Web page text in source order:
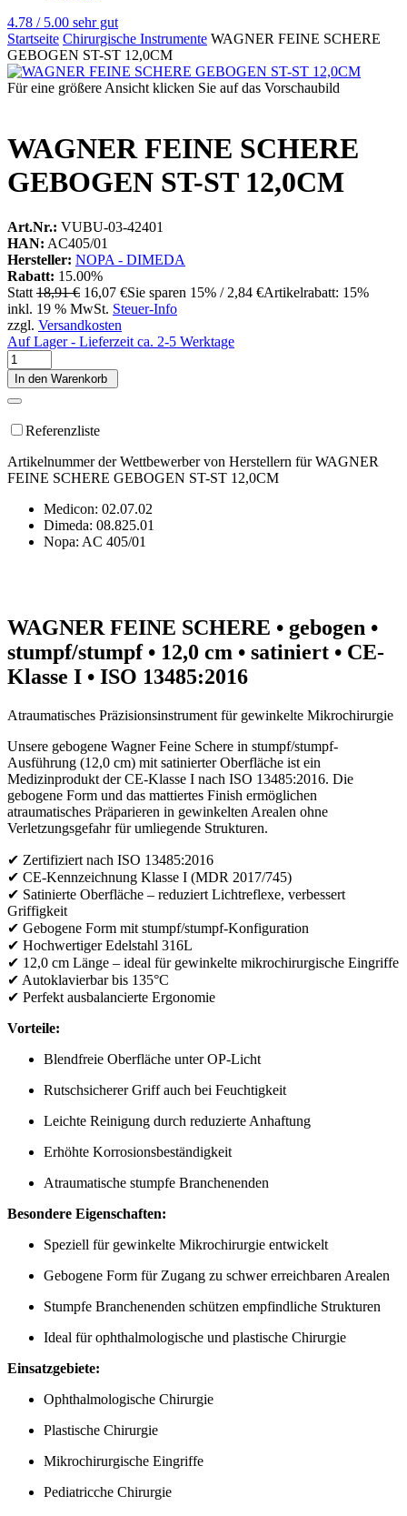
4.78 / 5.00 sehr gut
Startseite Chirurgische Instrumente WAGNER FEINE SCHERE
GEBOGEN ST-ST 12,0CM
Für eine größere Ansicht klicken Sie auf das Vorschaubild
WAGNER FEINE SCHERE
GEBOGEN ST-ST 12,0CM
Art.Nr.: VUBU-03-42401
HAN: AC405/01
Hersteller: NOPA - DIMEDA
Rabatt: 15.00%
Statt 18,91 € 16,07 €Sie sparen 15% / 2,84 €Artikelrabatt: 15%
inkl. 19 % MwSt. Steuer-Info
zzgl. Versandkosten
Auf Lager - Lieferzeit ca. 2-5 Werktage
In den Warenkorb
Referenzliste
Artikelnummer der Wettbewerber von Herstellern für WAGNER
FEINE SCHERE GEBOGEN ST-ST 12,0CM
Medicon: 02.07.02
Dimeda: 08.825.01
Nopa: AC 405/01
WAGNER FEINE SCHERE • gebogen •
stumpf/stumpf • 12,0 cm • satiniert • CE-
Klasse I • ISO 13485:2016
Atraumatisches Präzisionsinstrument für gewinkelte Mikrochirurgie
Unsere gebogene Wagner Feine Schere in stumpf/stumpf-
Ausführung (12,0 cm) mit satinierter Oberfläche ist ein
Medizinprodukt der CE-Klasse I nach ISO 13485:2016. Die
gebogene Form und das mattiertes Finish ermöglichen
atraumatisches Präparieren in gewinkelten Arealen ohne
Verletzungsgefahr für umliegende Strukturen.
✔ Zertifiziert nach ISO 13485:2016
✔ CE-Kennzeichnung Klasse I (MDR 2017/745)
✔ Satinierte Oberfläche – reduziert Lichtreflexe, verbessert
Griffigkeit
✔ Gebogene Form mit stumpf/stumpf-Konfiguration
✔ Hochwertiger Edelstahl 316L
✔ 12,0 cm Länge – ideal für gewinkelte mikrochirurgische Eingriffe
✔ Autoklavierbar bis 135°C
✔ Perfekt ausbalancierte Ergonomie
Vorteile:
Blendfreie Oberfläche unter OP-Licht
Rutschsicherer Griff auch bei Feuchtigkeit
Leichte Reinigung durch reduzierte Anhaftung
Erhöhte Korrosionsbeständigkeit
Atraumatische stumpfe Branchenenden
Besondere Eigenschaften:
Speziell für gewinkelte Mikrochirurgie entwickelt
Gebogene Form für Zugang zu schwer erreichbaren Arealen
Stumpfe Branchenenden schützen empfindliche Strukturen
Ideal für ophthalmologische und plastische Chirurgie
Einsatzgebiete:
Ophthalmologische Chirurgie
Plastische Chirurgie
Mikrochirurgische Eingriffe
Pediatricche Chirurgie